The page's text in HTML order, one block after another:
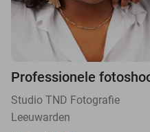
Professionele
Studio TND Fotografie
Leeuwarden